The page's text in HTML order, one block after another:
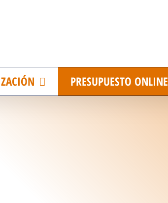
PRESUPUESTO ONLINE